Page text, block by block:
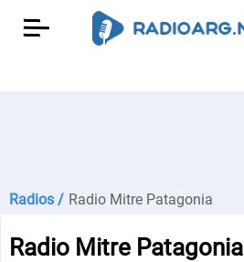
Radios / Radio Mitre Patagonia
Radio Mitre Patagonia